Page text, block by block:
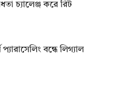
চ্যালেঞ্জ করে রিট
বন্ধে লিগ্যাল